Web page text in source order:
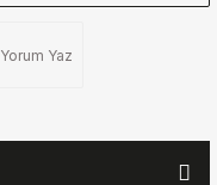
Yorum Yaz